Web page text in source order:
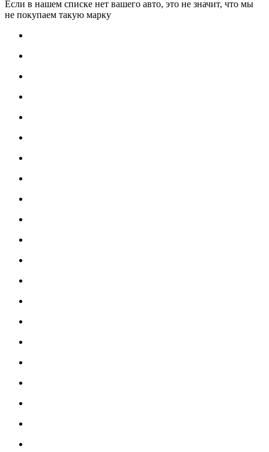
Если в нашем списке нет вашего авто, это не значит, что мы
не покупаем такую марку